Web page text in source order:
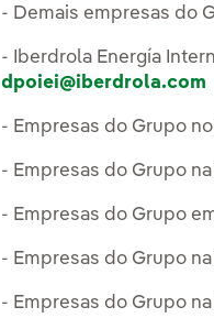
- Demais empresas do
- Iberdrola Energía
dpoiei@iberdrola.com
- Empresas do Grupo
- Empresas do Grupo
- Empresas do Grupo
- Empresas do Grupo
- Empresas do Grupo